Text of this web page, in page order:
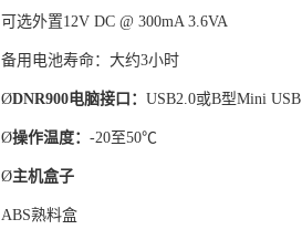
可选外置12V DC @ 300mA 3.6VA
备用电池寿命：大约3小时
ØDNR900电脑接口： USB2.0或B型Mini USB
Ø操作温度： -20至50℃
Ø主机盒子
ABS熟料盒